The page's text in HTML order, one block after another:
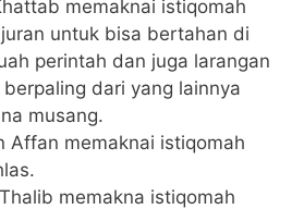
memaknai istiqomah
untuk bisa bertahan di
perintah dan juga larangan
dari yang lainnya
musang.
Affan memaknai istiqomah
memakna istiqomah